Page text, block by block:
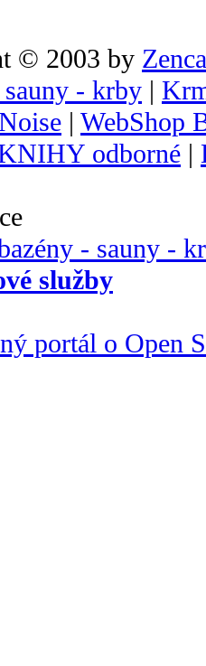
© 2003 by
- krby |
| WebShop
odborné |
- sauny -
služby
portál o Open